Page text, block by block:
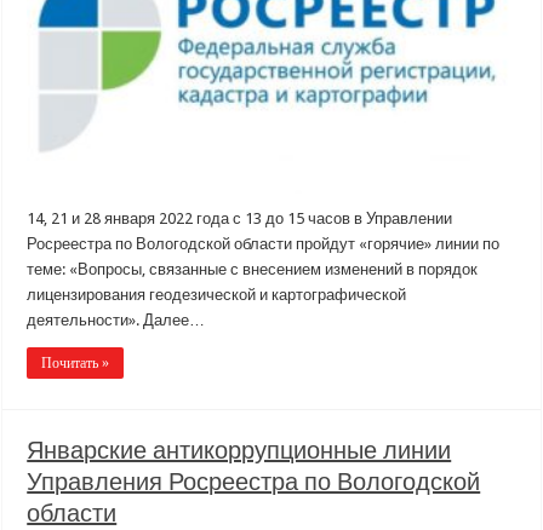
14, 21 и 28 января 2022 года с 13 до 15 часов в Управлении
Росреестра по Вологодской области пройдут «горячие» линии по
теме: «Вопросы, связанные с внесением изменений в порядок
лицензирования геодезической и картографической
деятельности». Далее…
Почитать »
Январские антикоррупционные линии
Управления Росреестра по Вологодской
области